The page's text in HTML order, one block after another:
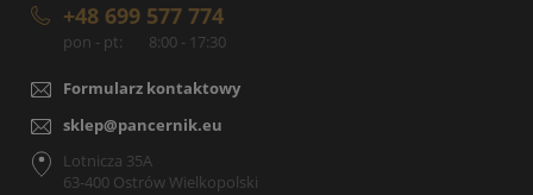
+48 699 577 774
pon - pt: 8:00 - 17:30
Formularz kontaktowy
sklep@pancernik.eu
Lotnicza 35A
63-400 Ostrów Wielkopolski